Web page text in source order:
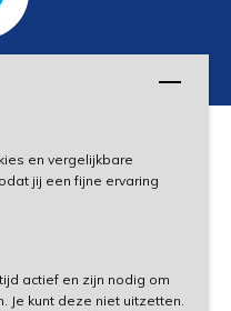
en vergelijkbare
jij een fijne ervaring
actief en zijn nodig om
Je kunt deze niet uitzetten.